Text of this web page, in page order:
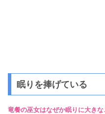
眠りを捧げている
竜餐の巫女はなぜか眠りに大きな